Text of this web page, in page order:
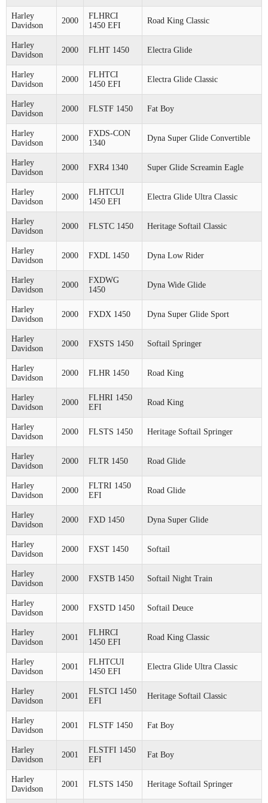
Harley
Davidson
2000
FLHRCI
1450 EFI
Road King Classic
Harley
Davidson
2000 FLHT 1450 Electra Glide
Harley
Davidson
2000
FLHTCI
1450 EFI
Electra Glide Classic
Harley
Davidson
2000 FLSTF 1450 Fat Boy
Harley
Davidson
2000
FXDS-CON
1340
Dyna Super Glide Convertible
Harley
Davidson
2000 FXR4 1340 Super Glide Screamin Eagle
Harley
Davidson
2000
FLHTCUI
1450 EFI
Electra Glide Ultra Classic
Harley
Davidson
2000 FLSTC 1450 Heritage Softail Classic
Harley
Davidson
2000 FXDL 1450 Dyna Low Rider
Harley
Davidson
2000
FXDWG
1450
Dyna Wide Glide
Harley
Davidson
2000 FXDX 1450 Dyna Super Glide Sport
Harley
Davidson
2000 FXSTS 1450 Softail Springer
Harley
Davidson
2000 FLHR 1450 Road King
Harley
Davidson
2000
FLHRI 1450
EFI
Road King
Harley
Davidson
2000 FLSTS 1450 Heritage Softail Springer
Harley
Davidson
2000 FLTR 1450 Road Glide
Harley
Davidson
2000
FLTRI 1450
EFI
Road Glide
Harley
Davidson
2000 FXD 1450 Dyna Super Glide
Harley
Davidson
2000 FXST 1450 Softail
Harley
Davidson
2000 FXSTB 1450 Softail Night Train
Harley
Davidson
2000 FXSTD 1450 Softail Deuce
Harley
Davidson
2001
FLHRCI
1450 EFI
Road King Classic
Harley
Davidson
2001
FLHTCUI
1450 EFI
Electra Glide Ultra Classic
Harley
Davidson
2001
FLSTCI 1450
EFI
Heritage Softail Classic
Harley
Davidson
2001 FLSTF 1450 Fat Boy
Harley
Davidson
2001
FLSTFI 1450
EFI
Fat Boy
Harley
Davidson
2001 FLSTS 1450 Heritage Softail Springer